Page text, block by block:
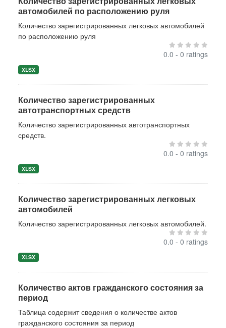
автомобилей по расположению руля
Количество зарегистрированных легковых автомобилей
по расположению руля
0.0 - 0 ratings
XLSX
Количество зарегистрированных
автотранспортных средств
Количество зарегистрированных автотранспортных
средств.
0.0 - 0 ratings
XLSX
Количество зарегистрированных легковых
автомобилей
Количество зарегистрированных легковых автомобилей.
0.0 - 0 ratings
XLSX
Количество актов гражданского состояния за
период
Таблица содержит сведения о количестве актов
гражданского состояния за период